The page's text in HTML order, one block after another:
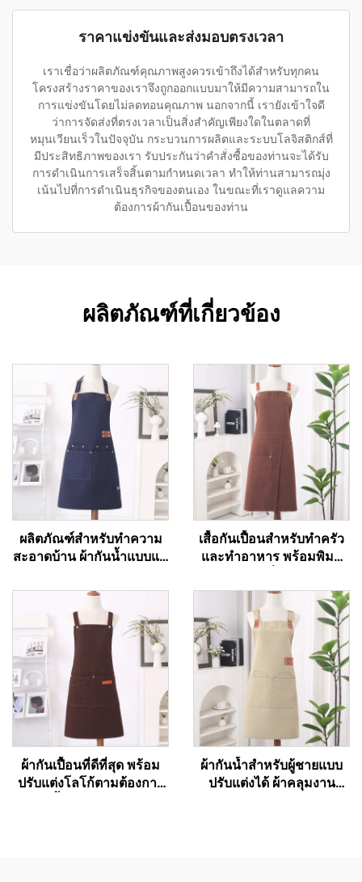
ราคาแข่งขันและส่งมอบตรงเวลา
เราเชื่อว่าผลิตภัณฑ์คุณภาพสูงควรเข้าถึงได้สำหรับทุกคน
โครงสร้างราคาของเราจึงถูกออกแบบมาให้มีความสามารถใน
การแข่งขันโดยไม่ลดทอนคุณภาพ นอกจากนี้ เรายังเข้าใจดี
ว่าการจัดส่งที่ตรงเวลาเป็นสิ่งสำคัญเพียงใดในตลาดที่
หมุนเวียนเร็วในปัจจุบัน กระบวนการผลิตและระบบโลจิสติกส์ที่
มีประสิทธิภาพของเรา รับประกันว่าคำสั่งซื้อของท่านจะได้รับ
การดำเนินการเสร็จสิ้นตามกำหนดเวลา ทำให้ท่านสามารถมุ่ง
เน้นไปที่การดำเนินธุรกิจของตนเอง ในขณะที่เราดูแลความ
ต้องการผ้ากันเปื้อนของท่าน
ผลิตภัณฑ์ที่เกี่ยวข้อง
ผลิตภัณฑ์สำหรับทำความ
สะอาดบ้าน ผ้ากันน้ำแบบแค
แบบที่ลูกค้ากำหนด เสื้อกัน
เปื้อนสำหรับผู้ใหญ่ใช้ในครัว
ขณะทำความสะอาด ทำ
อาหาร หรือทำงานในร้าน
อาหารและโรงแรม สำหรับ
เชฟ
เสื้อกันเปื้อนสำหรับทำครัว
และทำอาหาร พร้อมพิมพ์
แบบซับลิเมชัน ผ้ากันน้ำ เสื้อ
กันเปื้อนสำหรับเชฟผู้ใหญ่
แบบแคนวาส
ผ้ากันเปื้อนที่ดีที่สุด พร้อม
ปรับแต่งโลโก้ตามต้องการ
ผ้ากันน้ำสำหรับผู้ชายแบบ
ปรับแต่งได้ ผ้าคลุมงาน